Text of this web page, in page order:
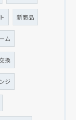
新商品
ム
換
ジ